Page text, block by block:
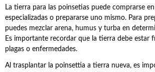
La tierra para las poinsetias puede comprarse
especializadas o prepararse uno mismo. Para
puedes mezclar arena, humus y turba en
Es importante recordar que la tierra debe estar
plagas o enfermedades.
Al trasplantar la poinsettia a tierra nueva, es